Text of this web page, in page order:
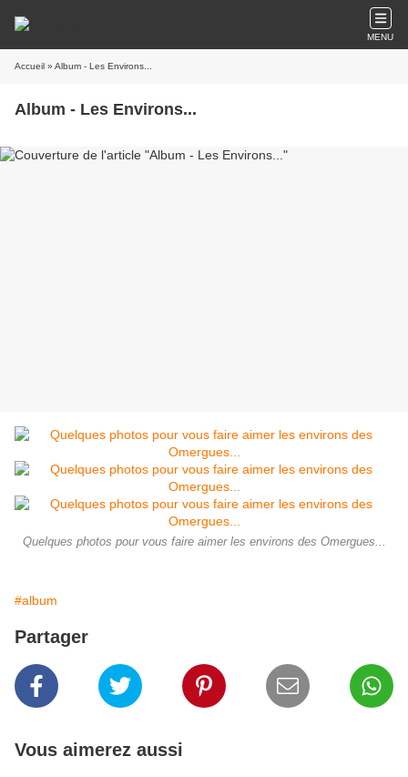
MENU
Accueil » Album - Les Environs...
Album - Les Environs...
Quelques photos pour vous faire aimer les environs des Omergues...
#album
Partager
Vous aimerez aussi